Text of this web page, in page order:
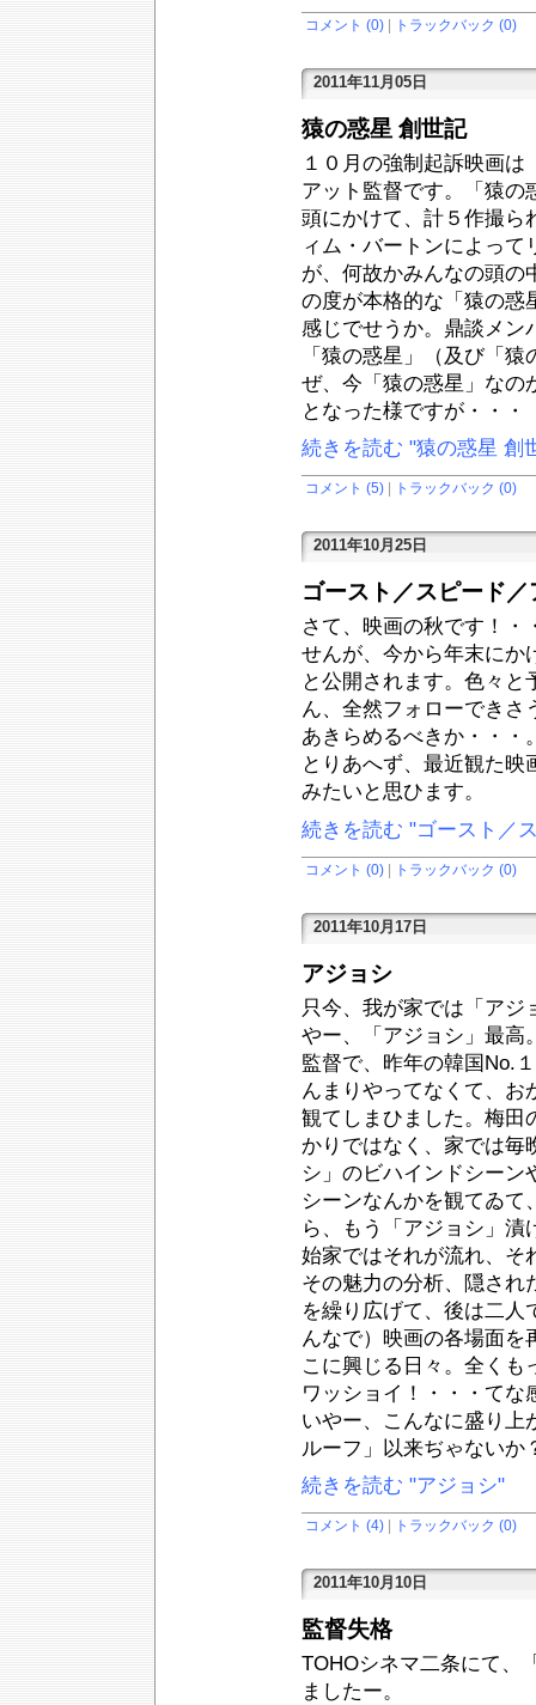
コメント (0) トラックバック (0)
2011年11月05日
猿の惑星 創世記
１０月の強制起訴映画
アット監督です。「猿の
頭にかけて、計５作撮ら
ィム・バートンによっ
が、何故かみんなの頭の
の度が本格的な「猿の惑
感じでせうか。鼎談メン
「猿の惑星」（及び「
ぜ、今「猿の惑星」なの
となった様ですが・・・
続きを読む "猿の惑星 創
コメント (5) トラックバック (0)
2011年10月25日
ゴースト／スピード／
さて、映画の秋です！・
せんが、今から年末にか
と公開されます。色々
ん、全然フォローできさ
あきらめるべきか・・・
とりあへず、最近観た
みたいと思ひます。
続きを読む "ゴースト／
コメント (0) トラックバック (0)
2011年10月17日
アジョシ
只今、我が家では「アジ
やー、「アジョシ」最高
監督で、昨年の韓国No.
んまりやってなくて、お
観てしまひました。梅田
かりではなく、家では毎
シ」のビハインドシーン
シーンなんかを観てゐて
ら、もう「アジョシ」
始家ではそれが流れ、そ
その魅力の分析、隠され
を繰り広げて、後は二人
んなで）映画の各場面を
こに興じる日々。全くも
ワッショイ！・・・てな
いやー、こんなに盛り上
ルーフ」以来ぢゃないか
続きを読む "アジョシ"
コメント (4) トラックバック (0)
2011年10月10日
監督失格
TOHOシネマ二条にて、
ましたー。